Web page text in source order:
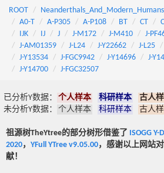
ROOT Neanderthals_And_Modern_Humans
A0-T
A-P305 A-P108 BT CT
IJK
IJ J J-M172 J-M410 J-
J-AM01359
J-L24 J-Y22662 J-L25
J-Y13534
J-FGC9942 J-Y14696 J-
J-Y14700
J-FGC32507
已分析Y数据： 个人样本 科研样本
古人
未分析Y数据：
个人样本 科研样本 古人
祖源树TheYtree的部分树形借鉴了 ISOGG
2020， YFull YTree v9.05.00，感谢以上网站
献！